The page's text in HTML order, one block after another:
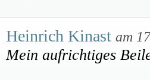
Heinrich Kinast am
Mein aufrichtiges